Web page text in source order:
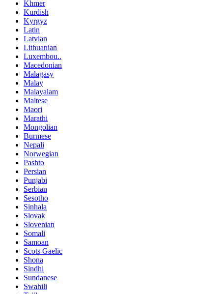
Khmer
Kurdish
Kyrgyz
Latin
Latvian
Lithuanian
Luxembou..
Macedonian
Malagasy
Malay
Malayalam
Maltese
Maori
Marathi
Mongolian
Burmese
Nepali
Norwegian
Pashto
Persian
Punjabi
Serbian
Sesotho
Sinhala
Slovak
Slovenian
Somali
Samoan
Scots Gaelic
Shona
Sindhi
Sundanese
Swahili